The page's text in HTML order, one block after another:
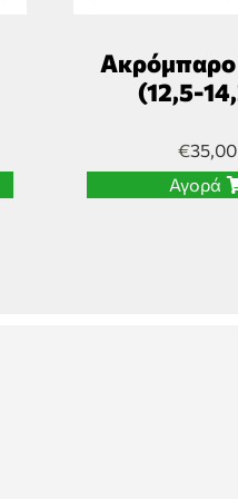
Ακρόμπαρο
(12,5-
€35,00
Αγορά